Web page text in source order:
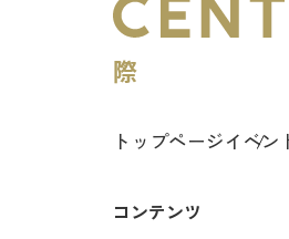
トップページイベン
コンテンツ